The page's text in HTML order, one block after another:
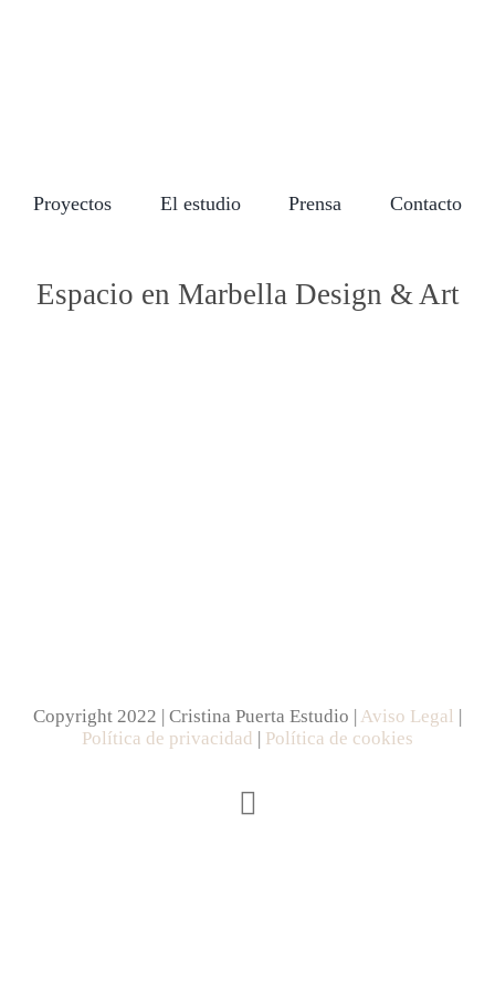
Proyectos El estudio Prensa Contacto
Espacio en Marbella Design & Art
Copyright 2022 | Cristina Puerta Estudio | Aviso Legal |
Política de privacidad | Política de cookies